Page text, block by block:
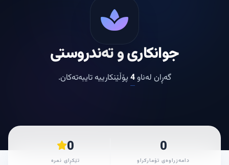
جوانکاری و تەندروستی
گەڕان لەناو4 پۆڵێنکارییە تایبەتەکان.
0
دامەزراوەی تۆمارکراو
0
تێکڕای نمرە